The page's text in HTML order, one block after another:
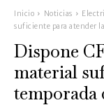
Inicio Noticias
suficiente para atender
Dispone
material
temporada